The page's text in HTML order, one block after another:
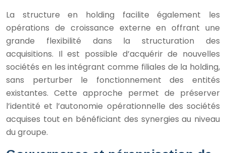
La structure en holding facilite également les
opérations de croissance externe en offrant une
grande flexibilité dans la structuration des
acquisitions. Il est possible d’acquérir de nouvelles
sociétés en les intégrant comme filiales de la holding,
sans perturber le fonctionnement des entités
existantes. Cette approche permet de préserver
l’identité et l’autonomie opérationnelle des sociétés
acquises tout en bénéficiant des synergies au niveau
du groupe.